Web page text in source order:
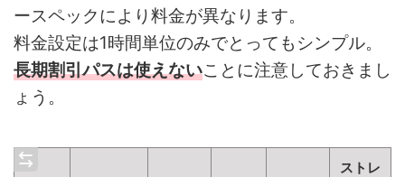
ースペックにより料金が異なります。
料金設定は1時間単位のみでとってもシンプル。
長期割引パスは使えないことに注意しておきまし
ょう。
ストレ